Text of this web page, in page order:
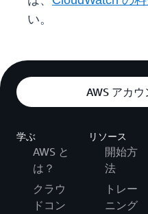
い。
AWS アカ
学ぶ
AWS と
は？
クラウ
ドコン
リソース
開始方
法
トレー
ニング